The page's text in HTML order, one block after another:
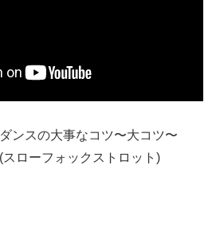
ンスの大事なコツ〜大コツ〜
スローフォックストロット)